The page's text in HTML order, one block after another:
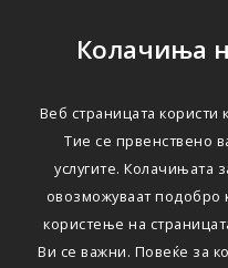
Колачиња
Веб страницата
Тие се првенствено
услугите. Колачињата
овозможуваат подобро
користење на
Ви се важни. Повеќе за